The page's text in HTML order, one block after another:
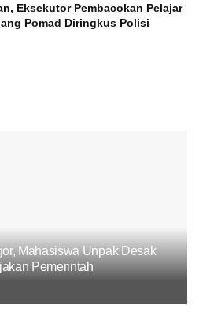
Eksekutor Pembacokan Pelajar
Pomad Diringkus Polisi
Mahasiswa Unpak Desak
Pemerintah